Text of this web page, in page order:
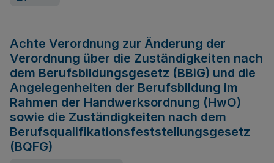
Achte Verordnung zur Änderung der
Verordnung über die Zuständigkeiten nach
dem Berufsbildungsgesetz (BBiG) und die
Angelegenheiten der Berufsbildung im
Rahmen der Handwerksordnung (HwO)
sowie die Zuständigkeiten nach dem
Berufsqualifikationsfeststellungsgesetz
(BQFG)